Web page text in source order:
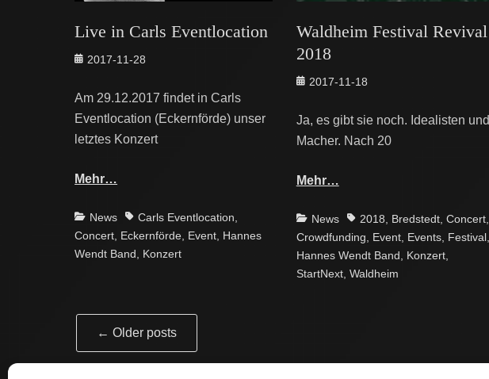
Live in Carls Eventlocation
Posted
2017-11-28
Am 29.12.2017 findet in Carls
Eventlocation (Eckernförde) unser
letztes Konzert
Mehr…
Categories
News TagsCarls Eventlocation
Concert Eckernförde Event Hannes
Wendt Band
Konzert
Waldheim Festival Revival
2018
Posted
2017-11-18
Ja, es gibt sie noch. Idealisten und
Macher. Nach 20
Mehr…
Categories
News Tags2018 Bredstedt, Concert,
Crowdfunding
Event, Events, Festival,
Hannes Wendt Band
Konzert,
StartNext, Waldheim
Post
navigation
← Older posts